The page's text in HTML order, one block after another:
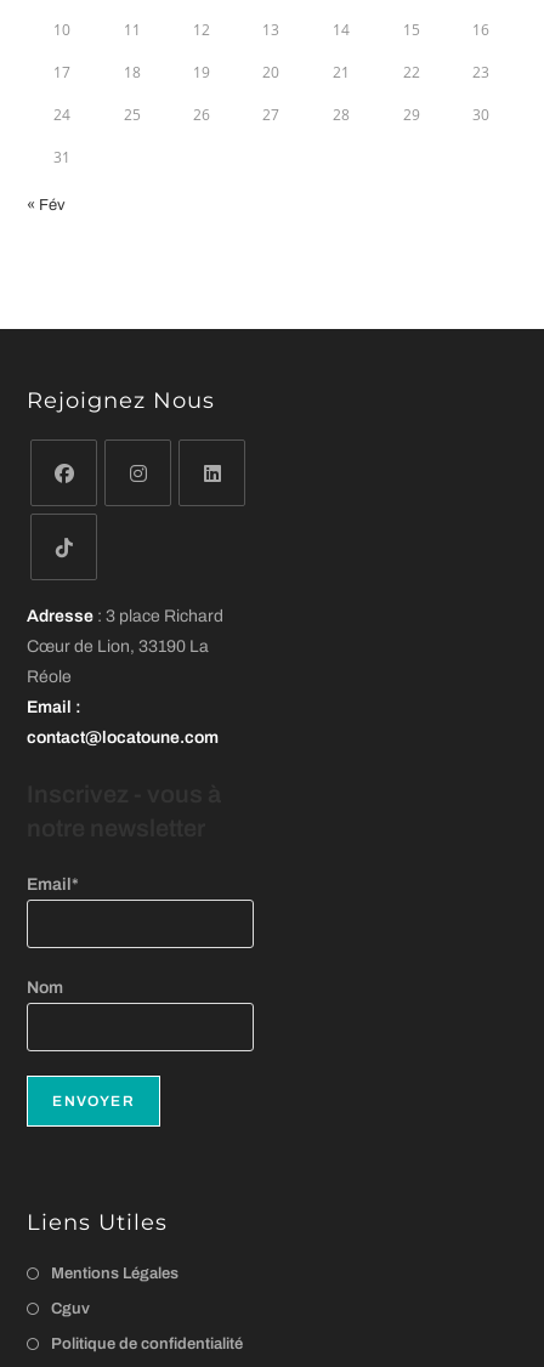
10 11 12 13 14 15 16
17 18 19 20 21 22 23
24 25 26 27 28 29 30
31
« Fév
Rejoignez Nous
S’ouvre
dans
un
nouvel
onglet
nouvel
onglet
nouvel
onglet
dans
un
nouvel
onglet
Adresse : 3 place Richard
Cœur de Lion, 33190 La
Réole
Email :
contact@locatoune.com
Email*
Nom
Liens Utiles
Mentions Légales
Cguv
Politique de confidentialité